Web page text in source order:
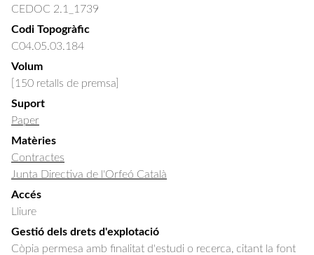
CEDOC 2.1_1739
Codi Topogràfic
C04.05.03.184
Volum
[150 retalls de premsa]
Suport
Paper
Matèries
Contractes
Junta Directiva de l'Orfeó Català
Accés
Lliure
Gestió dels drets d'explotació
Còpia permesa amb finalitat d'estudi o recerca, citant la font